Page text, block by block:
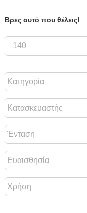
Βρες αυτό που θέλεις!